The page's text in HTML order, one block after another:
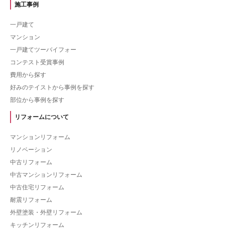
施工事例
一戸建て
マンション
一戸建てツーバイフォー
コンテスト受賞事例
費用から探す
好みのテイストから事例を探す
部位から事例を探す
リフォームについて
マンションリフォーム
リノベーション
中古リフォーム
中古マンションリフォーム
中古住宅リフォーム
耐震リフォーム
外壁塗装・外壁リフォーム
キッチンリフォーム